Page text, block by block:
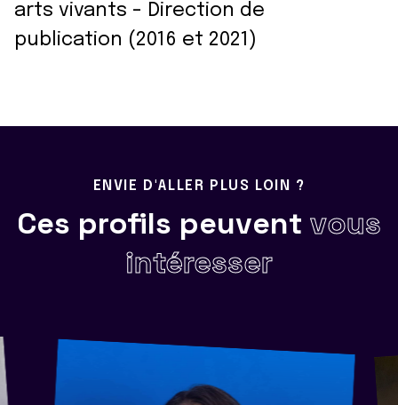
arts vivants - Direction de
publication (2016 et 2021)
ENVIE D'ALLER PLUS LOIN ?
Ces profils peuvent vous
intéresser